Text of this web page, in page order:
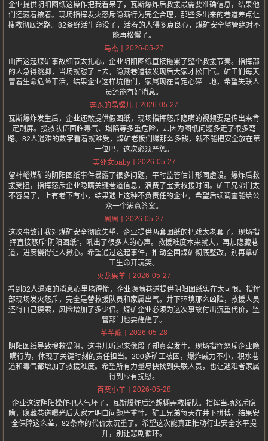
企业提供阴阳图纸这操作把我看呆了，瓦斯爆炸后救援最需要准确信息，结果他
们还藏着掖着。现场指挥发火怒斥隐瞒行为完全合理，那些多出来的巷道差点让
搜救彻底迷路。82条鲜活生命没了，活着的人得多点良心，煤矿安全监管绝对不
能再松懈了。
马杰
2026-05-27
山西这起煤矿事故细节太扎心，企业阴阳图纸直接拖累了整个救援节奏。指挥部
的人急得跳脚，当场就怼了上去，隐藏巷道被发现后大家才松口气。矿工们每天
冒着生命危险干活，结果企业这样坑他们，家属现在肯定心碎一地，希望失联人
员还能有好消息。
奔跑的晶骡儿
2026-05-27
瓦斯爆炸发生后，企业还敢提供假图纸，现场指挥怒斥隐瞒的视频要是传出来肯
定刷屏。搜救队伍面临毒气、塌陷等多重危险，却因为图纸问题多走了很多弯
路。82人遇难的数字看着就难受，煤矿老板们赚那么多钱，就不能把安全放在第
一位吗，这次必须严惩。
美邵女baby
2026-05-27
留神峪煤矿的阴阳图纸事件暴露了很多问题，平时监管估计形同虚设。爆炸后救
援受阻，指挥怒斥企业隐瞒关键巷道信息，浪费了宝贵救援时间。矿工兄弟们太
不容易了，上有老下有小，结果遇上这种不负责任的企业，希望后续调查能给公
众一个满意答案。
周周
2026-05-27
这次事故让我对煤矿安全彻底失望，企业提供两套图纸的把戏太老套了。现场指
挥直接怒斥“阴阳图纸”，吼出了很多人的心声。救援难度本来就大，再加隐藏巷
道，进度慢得让人揪心。希望通过这起事件，推动全国煤矿彻底整改，别再拿矿
工生命开玩笑。
火龙果羊
2026-05-27
看到82人遇难的消息心里堵得慌，企业隐瞒巷道提供阴阳图纸实在太可恨。指挥
部现场发火怒斥，完全是替救援队员和家属出气。井下环境那么凶险，救援人员
还得自己摸索，风险增加了多少倍。煤矿企业必须为这次事故付出沉重代价，监
管部门也要醒醒了。
芊芊龍
2026-05-28
阴阳图纸导致搜救受阻，这事儿听起来像段子却真实发生。现场指挥怒斥企业隐
瞒行为，体现了关键时刻的责任担当。200多矿工被困，爆炸威力不小，积水巷
道和毒气都增加了救援难度。希望所有力量尽快找到失联人员，也让遇难者家属
得到应有抚慰。
百变小羊
2026-05-28
企业这波阴阳操作把人气坏了，瓦斯爆炸后还想糊弄救援队。指挥当场怒斥隐
瞒，隐藏巷道曝光后大家才明白问题严重性。矿工兄弟每天在井下拼搏，结果安
全保障这么差，82条命的代价太沉重了。希望这次能真正推动行业安全水平提
升，别让悲剧循环。